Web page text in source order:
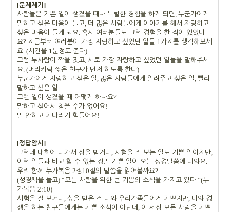
[문제제기 ]
사람들은 기쁜 일이 생겼을 때나 특별한 경험을 하게 되면
누군가에게
말하고 싶은 마음이 들고 더 많은 사람들에게 이야기를 해서 자랑하고
싶은 마음이 들게 되요 혹시 여러분들도 그런 경험을 한 적이 있었나
요? 지금부터 여러분이 가장 자랑하고 싶었던 일들 1 가지를 생각해보세
요 . (시간을 1 분정도 준다)
그럼 두사람이 짝을 짓고 서로 가장 자랑하고 싶었던 일들을 말해주세
요 . (머리카락 짧은 친구가 먼저 하도록 한다)
누군가에게 자랑하고 싶은 일 많은 사람들에게 알려주고 싶은 일
빨리
말하고 싶은 일
그런 일이 생겼을 때 어떻게 하나요?
말하고 싶어서 참을 수가 없어요!
말 안하고 기다리기 힘들어요!
[정답암시 ]
그런데 대회에 나가서 상을 받거나 시험을 잘 보는 일도 기쁜 일이지만
이런 일들과 비교 할 수 없는 정말 기쁜 일이 오늘 성경말씀에 나와요
우리 함께 누가복음 2장10절의 말씀을 읽어볼까요?
(성경책을 들고) “모든 사람을 위한 큰 기쁨의 소식을 가지고 왔다 .”(누
가복음 2:10)
시험을 잘 보거나 상을 받은 건 나와 우리가족들에게 기쁘지만 나와 경
쟁을 하는 친구들에게는 기쁜 소식이 아닌데
이 세상 모든 사람을 기쁘